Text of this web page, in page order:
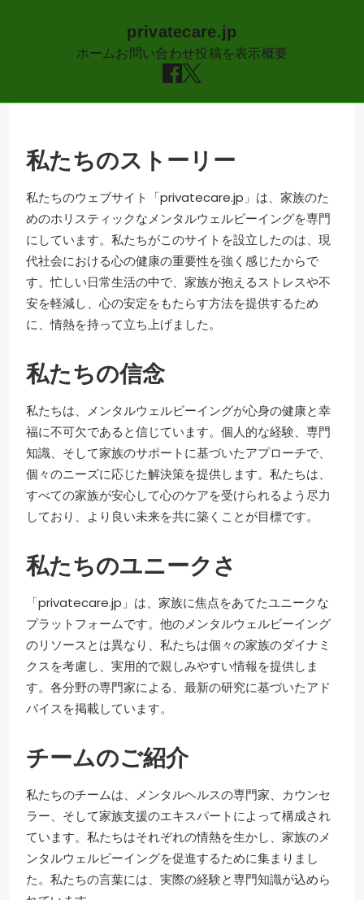
privatecare.jp
ホーム お問い合わせ投稿を表示概要
content私たちのストーリー
私たちのウェブサイト「privatecare.jp」は、家族のた
めのホリスティックなメンタルウェルビーイングを専門
にしています。私たちがこのサイトを設立したのは、現
代社会における心の健康の重要性を強く感じたからで
す。忙しい日常生活の中で、家族が抱えるストレスや不
安を軽減し、心の安定をもたらす方法を提供するため
に、情熱を持って立ち上げました。
私たちの信念
私たちは、メンタルウェルビーイングが心身の健康と幸
福に不可欠であると信じています。個人的な経験、専門
知識、そして家族のサポートに基づいたアプローチで、
個々のニーズに応じた解決策を提供します。私たちは、
すべての家族が安心して心のケアを受けられるよう尽力
しており、より良い未来を共に築くことが目標です。
私たちのユニークさ
「privatecare.jp」は、家族に焦点をあてたユニークな
プラットフォームです。他のメンタルウェルビーイング
のリソースとは異なり、私たちは個々の家族のダイナミ
クスを考慮し、実用的で親しみやすい情報を提供しま
す。各分野の専門家による、最新の研究に基づいたアド
バイスを掲載しています。
チームのご紹介
私たちのチームは、メンタルヘルスの専門家、カウンセ
ラー、そして家族支援のエキスパートによって構成され
ています。私たちはそれぞれの情熱を生かし、家族のメ
ンタルウェルビーイングを促進するために集まりまし
た。私たちの言葉には、実際の経験と専門知識が込めら